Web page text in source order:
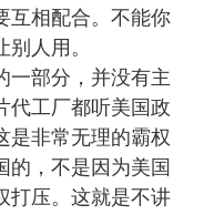
互相配合。不能你
人用。
一部分，并没有主
代工厂都听美国政
是非常无理的霸权
的，不是因为美国
打压。这就是不讲